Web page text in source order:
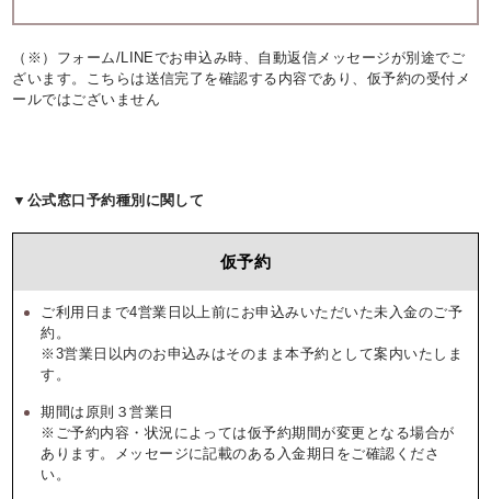
（※）フォーム/LINEでお申込み時、自動返信メッセージが別途でご
ざいます。こちらは送信完了を確認する内容であり、仮予約の受付メ
ールではございません
▼公式窓口予約種別に関して
仮予約
ご利用日まで4営業日以上前にお申込みいただいた未入金のご予
約。
※3営業日以内のお申込みはそのまま本予約として案内いたしま
す。
期間は原則３営業日
※ご予約内容・状況によっては仮予約期間が変更となる場合が
あります。メッセージに記載のある入金期日をご確認くださ
い。